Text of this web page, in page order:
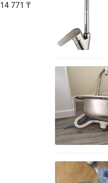
14 771 ₸